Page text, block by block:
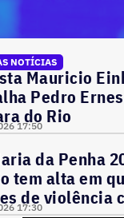
NOTÍCIAS
Mauricio
Pedro
do Rio
17:50
da Penha
tem alta em
de violência
17:30